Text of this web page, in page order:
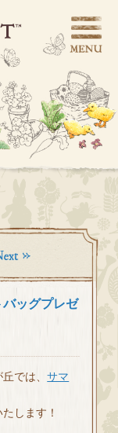
ッグプレゼ
丘では、サマ
します！